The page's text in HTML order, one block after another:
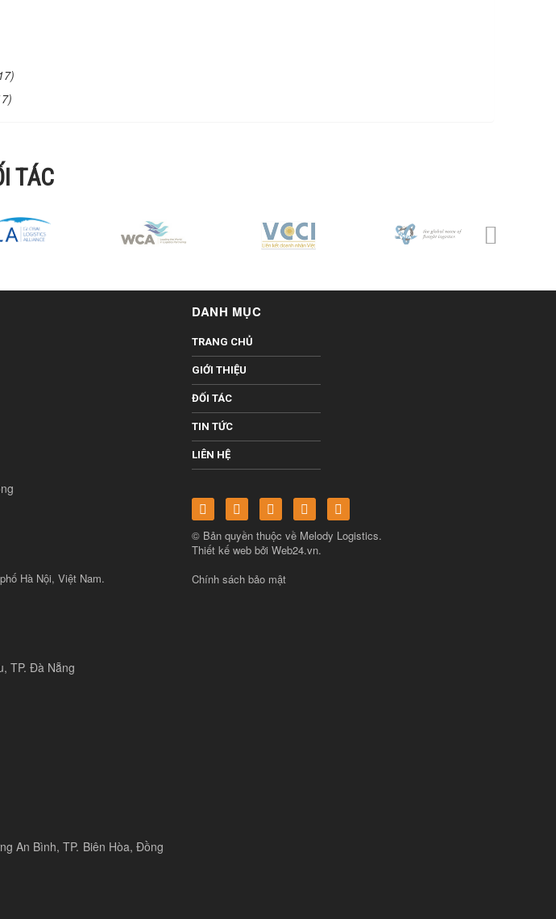
TÁC
Hà Nội, Việt Nam.
TP. Đà Nẵng
An Bình, TP. Biên Hòa, Đồng
DANH MỤC
TRANG CHỦ
GIỚI THIỆU
ĐỐI TÁC
TIN TỨC
LIÊN HỆ
© Bản quyền thuộc về Melody Logistics.
Thiết kế web bởi Web24.vn.
Chính sách bảo mật